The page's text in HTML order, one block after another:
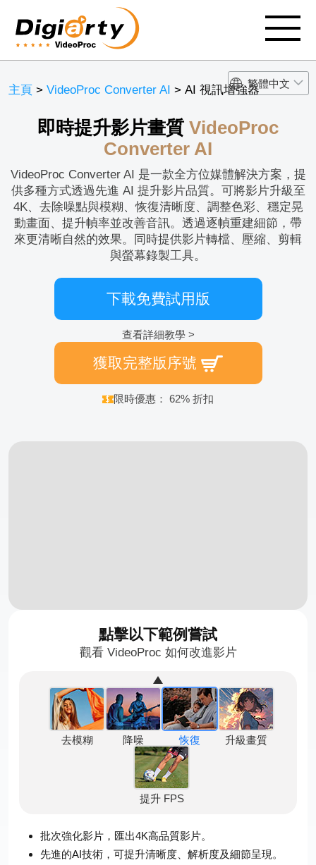
繁體中文
主頁 > VideoProc Converter AI > AI 視訊增強器
即時提升影片畫質 VideoProc
Converter AI
VideoProc Converter AI 是一款全方位媒體解決方案，提
供多種方式透過先進 AI 提升影片品質。可將影片升級至
4K、去除噪點與模糊、恢復清晰度、調整色彩、穩定晃
動畫面、提升幀率並改善音訊。透過逐幀重建細節，帶
來更清晰自然的效果。同時提供影片轉檔、壓縮、剪輯
與螢幕錄製工具。
下載免費試用版
查看詳細教學 >
獲取完整版序號
限時優惠： 62% 折扣
點擊以下範例嘗試
觀看 VideoProc 如何改進影片
去模糊 降噪 恢復 升級畫質
提升 FPS
批次強化影片，匯出4K高品質影片。
先進的AI技術，可提升清晰度、解析度及細節呈現。